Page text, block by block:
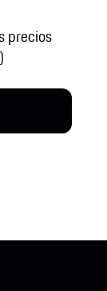
precios